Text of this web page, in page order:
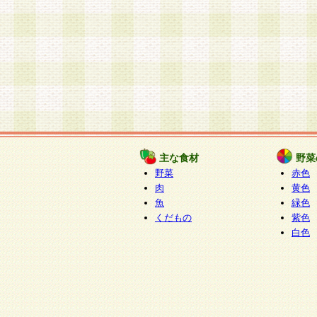
主な食材
野菜
肉
魚
くだもの
野
赤色
黄色
緑色
紫色
白色